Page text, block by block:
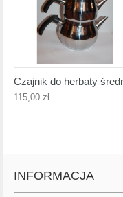
Czajnik do herbaty
115,00 zł
INFORMACJA